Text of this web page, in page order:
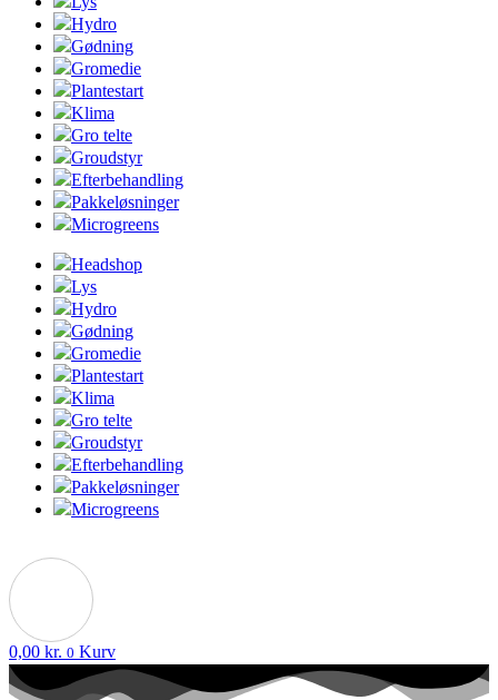
Hydro
Gødning
Gromedie
Plantestart
Klima
Gro telte
Groudstyr
Efterbehandling
Pakkeløsninger
Microgreens
Headshop
Lys
Hydro
Gødning
Gromedie
Plantestart
Klima
Gro telte
Groudstyr
Efterbehandling
Pakkeløsninger
Microgreens
0,00 kr. 0 Kurv